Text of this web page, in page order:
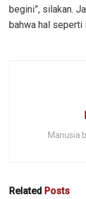
begini”, silakan.
bahwa hal seperti
Manusia
Related Posts